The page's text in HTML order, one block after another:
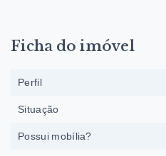
Ficha do imóvel
Perfil
Situação
Possui mobília?